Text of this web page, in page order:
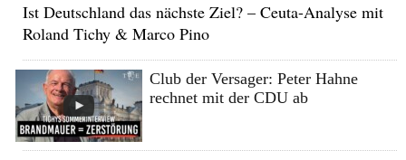
Ist Deutschland das nächste Ziel? – Ceuta-Analyse mit
Roland Tichy & Marco Pino
Club der Versager: Peter Hahne
rechnet mit der CDU ab